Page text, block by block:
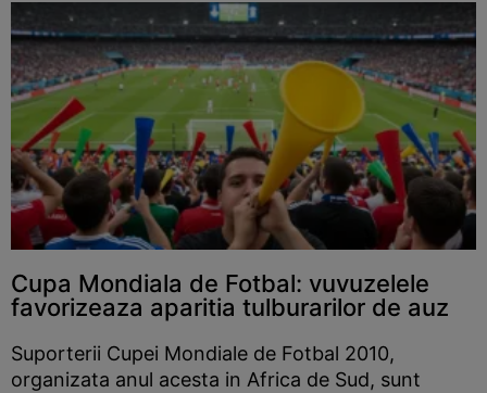
Cupa Mondiala de Fotbal: vuvuzelele
favorizeaza aparitia tulburarilor de auz
Suporterii Cupei Mondiale de Fotbal 2010,
organizata anul acesta in Africa de Sud, sunt